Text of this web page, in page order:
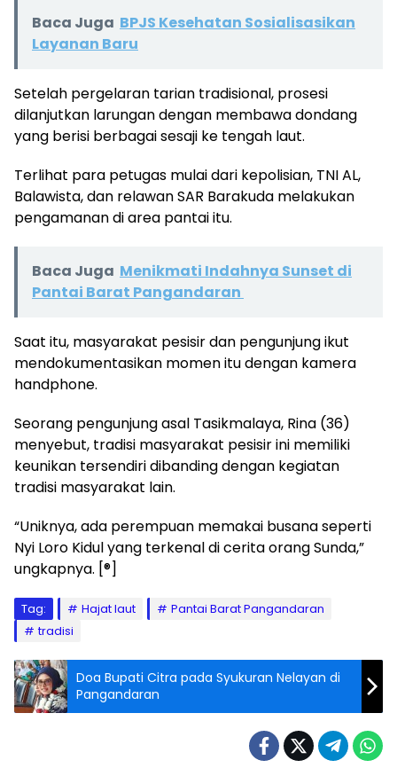
Baca Juga BPJS Kesehatan Sosialisasikan
Layanan Baru
Setelah pergelaran tarian tradisional, prosesi
dilanjutkan larungan dengan membawa dondang
yang berisi berbagai sesaji ke tengah laut.
Terlihat para petugas mulai dari kepolisian, TNI AL,
Balawista, dan relawan SAR Barakuda melakukan
pengamanan di area pantai itu.
Baca Juga Menikmati Indahnya Sunset di
Pantai Barat Pangandaran
Saat itu, masyarakat pesisir dan pengunjung ikut
mendokumentasikan momen itu dengan kamera
handphone.
Seorang pengunjung asal Tasikmalaya, Rina (36)
menyebut, tradisi masyarakat pesisir ini memiliki
keunikan tersendiri dibanding dengan kegiatan
tradisi masyarakat lain.
“Uniknya, ada perempuan memakai busana seperti
Nyi Loro Kidul yang terkenal di cerita orang Sunda,”
ungkapnya. [®]
Tag: Hajat laut
Pantai Barat Pangandaran
tradisi
Doa Bupati Citra pada Syukuran Nelayan di
Pangandaran